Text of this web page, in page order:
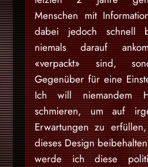
Menschen mit
dabei jedoch schnell
niemals darauf
«verpackt» sind,
Gegenüber für eine
Ich will niemandem
schmieren, um auf
Erwartungen zu
dieses Design
werde ich diese